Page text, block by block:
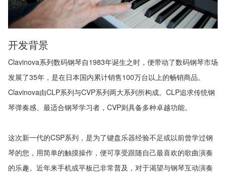
开发背景
Clavinova系列数码钢琴自1983年诞生之时，便带动了数码钢琴市场
发展了35年，是在日本国内累计销售100万台以上的畅销商品。
Clavinova由CLP系列与CVP系列两大系列所构成。CLP追求传统钢
琴弹奏感、最适合钢琴学习者，CVP则具备多种卓越功能。
这次新一代的CSP系列，是为了键盘乐器经验不足或以前曾学过钢
琴的您，用简单的触摸操作，便可享受跟随自己最喜欢的歌曲演奏
的乐趣。近年来手机或平板已非常普及，对于渴望与钢琴互动演奏